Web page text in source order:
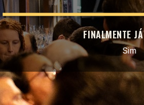

FINALMENTE
Sim